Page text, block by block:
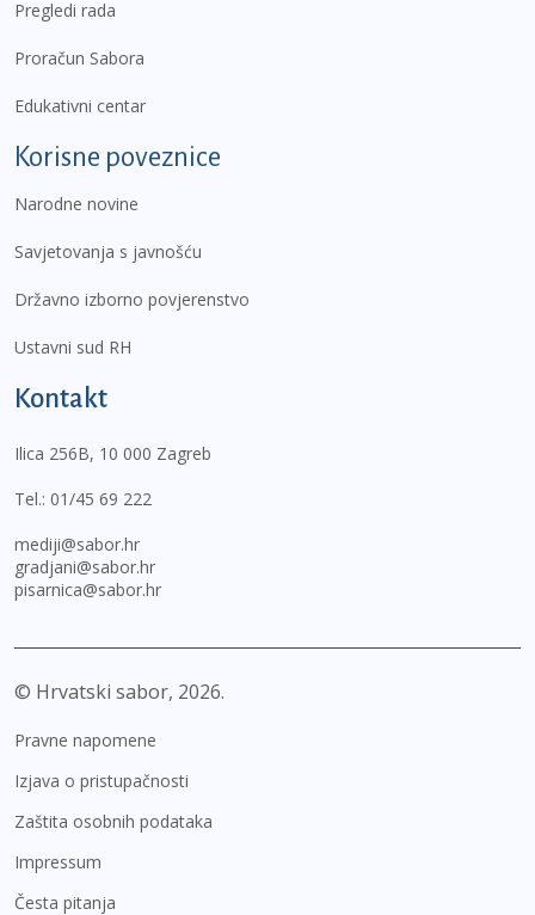
Pregledi rada
Proračun Sabora
Edukativni centar
Korisne poveznice
Narodne novine
Savjetovanja s javnošću
Državno izborno povjerenstvo
Ustavni sud RH
Kontakt
Ilica 256B, 10 000 Zagreb
Tel.: 01/45 69 222
mediji@sabor.hr
gradjani@sabor.hr
pisarnica@sabor.hr
© Hrvatski sabor, 2026
Pravne napomene
Izjava o pristupačnosti
Zaštita osobnih podataka
Impressum
Česta pitanja